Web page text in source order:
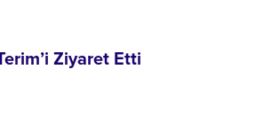
Ziyaret Etti